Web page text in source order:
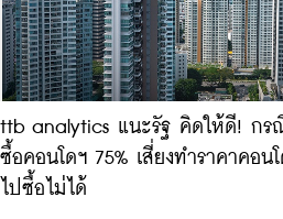
ttb analytics แนะรัฐ คิดให้ดี! กร
ซื้อคอนโดฯ 75% เสี่ยงทำราคาคอ
ไปซื้อไม่ได้